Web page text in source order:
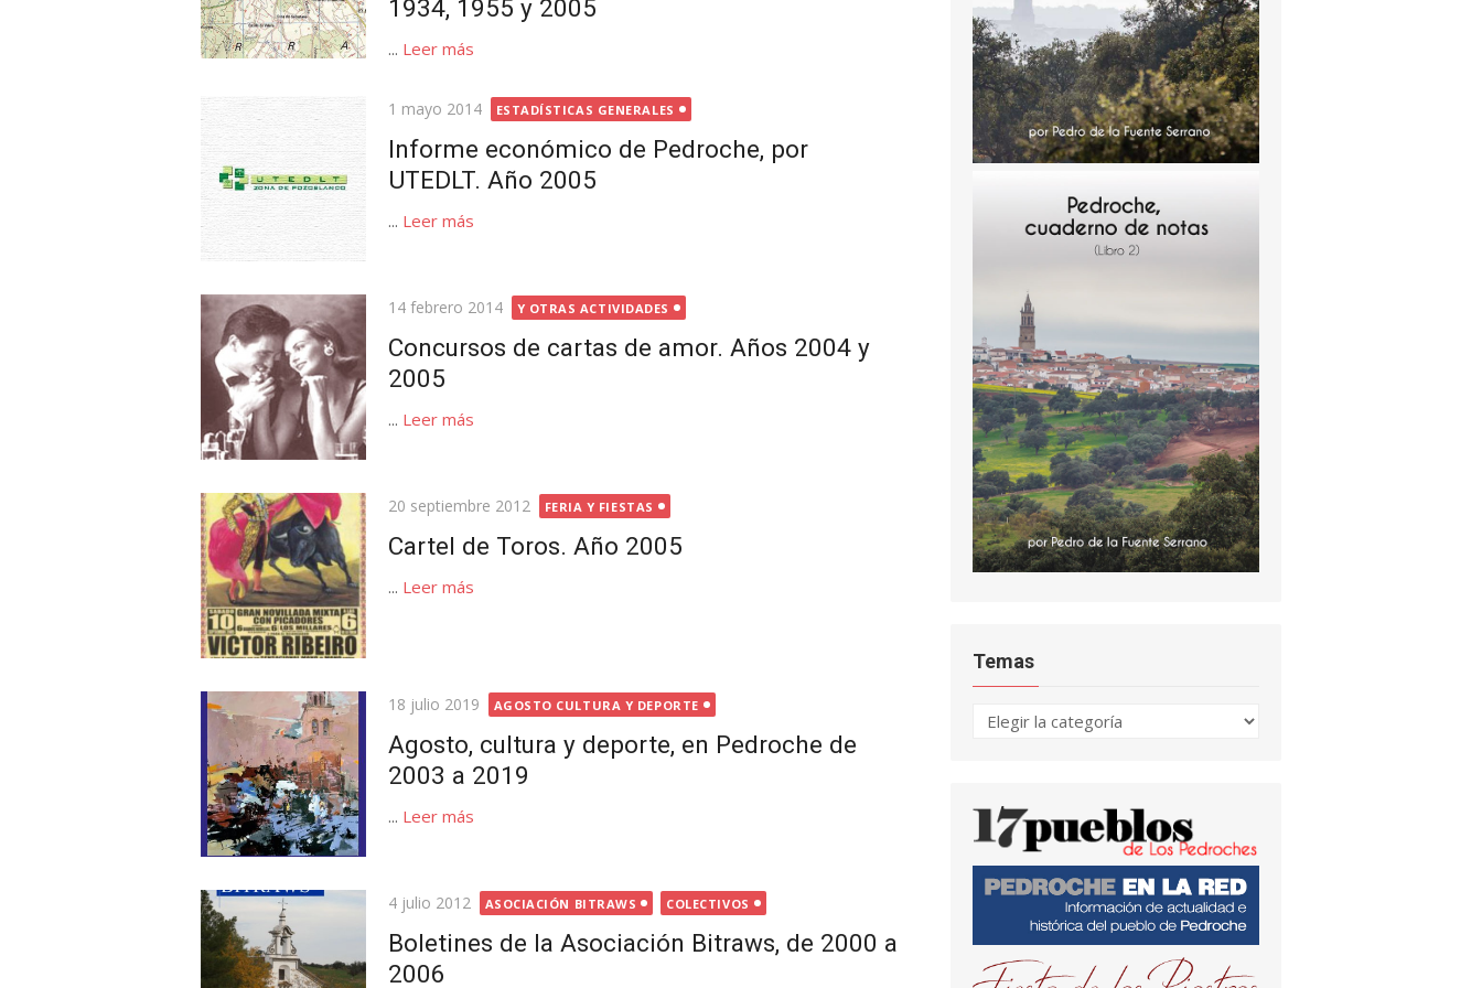
1934, 1955 y 2005
... Leer más
Publicada
1 mayo 2014 ESTADÍSTICAS GENERALES
Informe económico de Pedroche, por
UTEDLT. Año 2005
... Leer más
Publicada
14 febrero 2014 Y OTRAS ACTIVIDADES
Concursos de cartas de amor. Años 2004 y
2005
... Leer más
Publicada
20 septiembre 2012 FERIA Y FIESTAS
Cartel de Toros. Año 2005
... Leer más
Publicada
18 julio 2019 AGOSTO CULTURA Y DEPORTE
Agosto, cultura y deporte, en Pedroche de
2003 a 2019
... Leer más
Publicada
4 julio 2012 ASOCIACIÓN BITRAWS COLECTIVOS
Boletines de la Asociación Bitraws, de 2000 a
2006
Temas
Temas